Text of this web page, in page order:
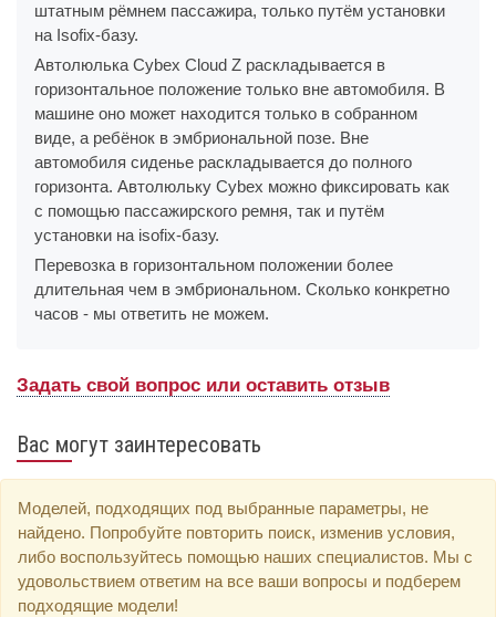
штатным рёмнем пассажира, только путём установки
на Isofix-базу.
Автолюлька Cybex Cloud Z раскладывается в
горизонтальное положение только вне автомобиля. В
машине оно может находится только в собранном
виде, а ребёнок в эмбриональной позе. Вне
автомобиля сиденье раскладывается до полного
горизонта. Автолюльку Cybex можно фиксировать как
с помощью пассажирского ремня, так и путём
установки на isofix-базу.
Перевозка в горизонтальном положении более
длительная чем в эмбриональном. Сколько конкретно
часов - мы ответить не можем.
Задать свой вопрос или оставить отзыв
Вас могут заинтересовать
Моделей, подходящих под выбранные параметры, не
найдено. Попробуйте повторить поиск, изменив условия,
либо воспользуйтесь помощью наших специалистов. Мы с
удовольствием ответим на все ваши вопросы и подберем
подходящие модели!